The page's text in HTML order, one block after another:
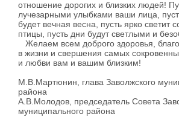
отношение дорогих и близких людей!
лучезарными улыбками ваши лица,
будет вечная весна, пусть ярко светит
птицы, пусть дни будут светлыми и
Желаем всем доброго здоровья,
в жизни и свершения самых
и любви вам и вашим близким!
М.В.Мартюнин, глава Заволжского
района
А.В.Молодов, председатель Совета
муниципального района